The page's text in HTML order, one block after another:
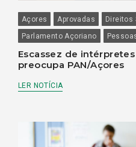
Açores Aprovadas Direitos
Parlamento Açoriano
Escassez de
preocupa PAN/Açores
LER NOTÍCIA